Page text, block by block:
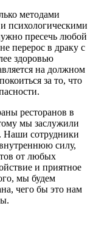
методами
психологическими
пресечь любой
перерос в драку с
здоровью
на должном
за то, что
ресторанов в
мы заслужили
Наши сотрудники
силу,
от любых
и приятное
мы будем
чего бы это нам